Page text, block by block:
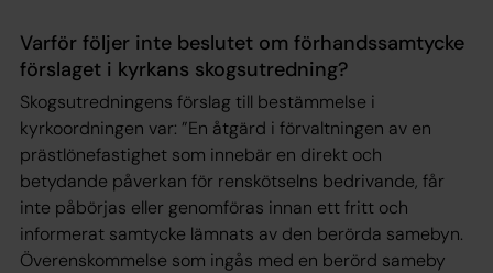
Varför följer inte beslutet om förhandssamtycke
förslaget i kyrkans skogsutredning?
Skogsutredningens förslag till bestämmelse i
kyrkoordningen var: ”En åtgärd i förvaltningen av en
prästlönefastighet som innebär en direkt och
betydande påverkan för renskötselns bedrivande, får
inte påbörjas eller genomföras innan ett fritt och
informerat samtycke lämnats av den berörda samebyn.
Överenskommelse som ingås med en berörd sameby